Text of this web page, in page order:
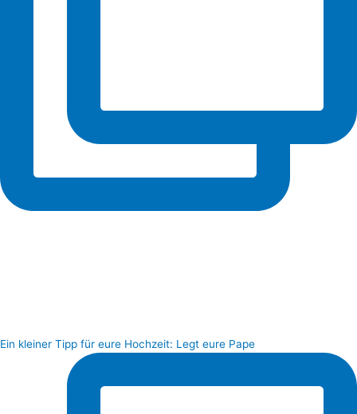
Ein kleiner Tipp für eure Hochzeit: Legt eure Pape